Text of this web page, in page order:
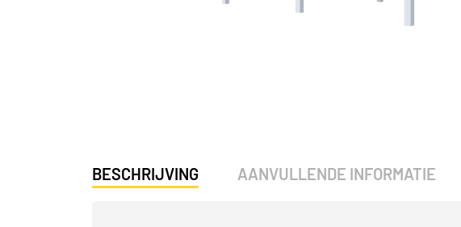
BESCHRIJVING AANVULLENDE INFORMATIE